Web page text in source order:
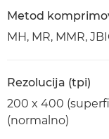
Metod
MH, MR, MMR,
Rezolucija (tpi)
200 x 400
(normalno)